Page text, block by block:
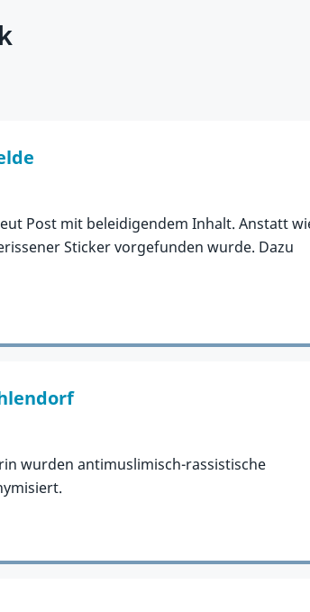
Post mit beleidigendem Inhalt. Anstatt
Sticker vorgefunden wurde. Dazu
wurden antimuslimisch-rassistische